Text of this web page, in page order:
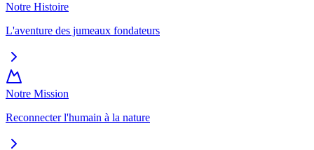
Notre Histoire
L'aventure des jumeaux fondateurs
Notre Mission
Reconnecter l'humain à la nature